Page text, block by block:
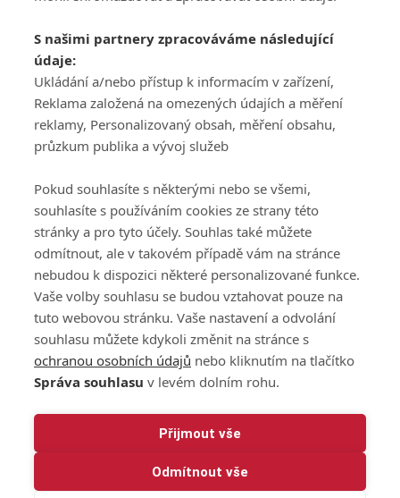
S našimi partnery zpracováváme následující
údaje:
Ukládání a/nebo přístup k informacím v zařízení,
Reklama založená na omezených údajích a měření
reklamy, Personalizovaný obsah, měření obsahu,
průzkum publika a vývoj služeb
Pokud souhlasíte s některými nebo se všemi,
souhlasíte s používáním cookies ze strany této
stránky a pro tyto účely. Souhlas také můžete
odmítnout, ale v takovém případě vám na stránce
nebudou k dispozici některé personalizované funkce.
Vaše volby souhlasu se budou vztahovat pouze na
tuto webovou stránku. Vaše nastavení a odvolání
souhlasu můžete kdykoli změnit na stránce s
ochranou osobních údajů nebo kliknutím na tlačítko
Správa souhlasu v levém dolním rohu.
Přijmout vše
Odmítnout vše
Všeobecné obchodní
podmínky služby
GolfExtra.cz Premium
Podmínky zpracování
osobních údajů při
GolfExtra
Ceník GolfExtra.cz
Premium
Doporučené odkazy
ATV CZ, s.r.o.
140 00 Praha 4
Editor
Honza Fait
+420 723 898 969
fait@golfextra.cz
Obchod
Edita Hanušová
+420 724 150 784
hanusova@relmost.cz
Pavel Poulíček